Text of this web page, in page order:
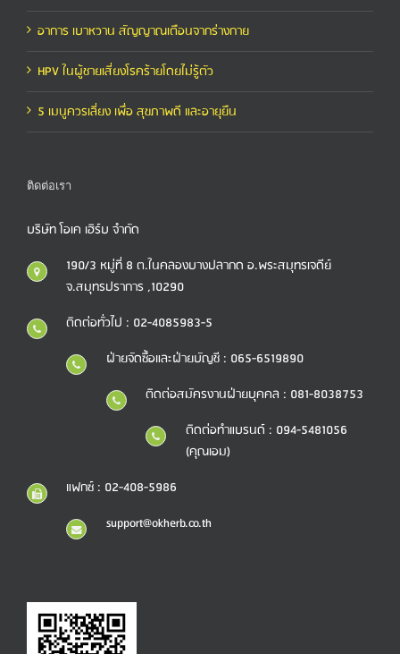
อาการ เบาหวาน สัญญาณเตือนจากร่างกาย
HPV ในผู้ชายเสี่ยงโรคร้ายโดยไม่รู้ตัว
5 เมนูควรเลี่ยง เพื่อ สุขภาพดี และอายุยืน
ติดต่อเรา
บริษัท โอเค เฮิร์บ จำกัด
190/3 หมู่ที่ 8 ต.ในคลองบางปลากด อ.พระสมุทรเจดีย์
จ.สมุทรปราการ ,10290
ติดต่อทั่วไป : 02-4085983-5
ฝ่ายจัดซื้อและฝ่ายบัญชี : 065-6519890
ติดต่อสมัครงานฝ่ายบุคคล : 081-8038753
ติดต่อทำแบรนด์ : 094-5481056
(คุณเอม)
แฟกซ์ : 02-408-5986
support@okherb.co.th